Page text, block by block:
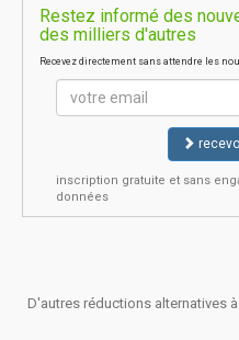
Restez informé des
des milliers d'autres
Recevez directement sans attendre les
inscription gratuite et sans
données
D'autres réductions alternatives